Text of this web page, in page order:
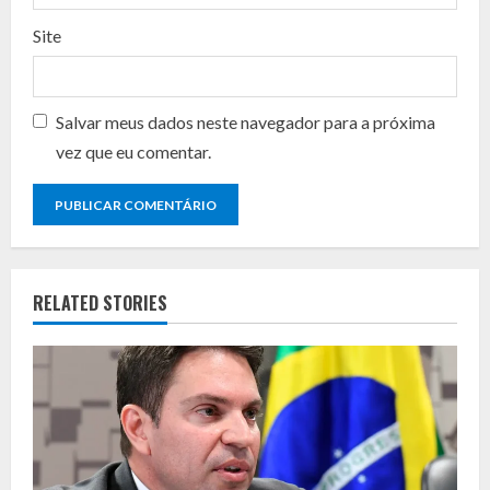
Site
Salvar meus dados neste navegador para a próxima
vez que eu comentar.
RELATED STORIES